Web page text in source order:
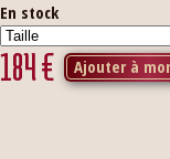
En stock
184€ Ajouter à